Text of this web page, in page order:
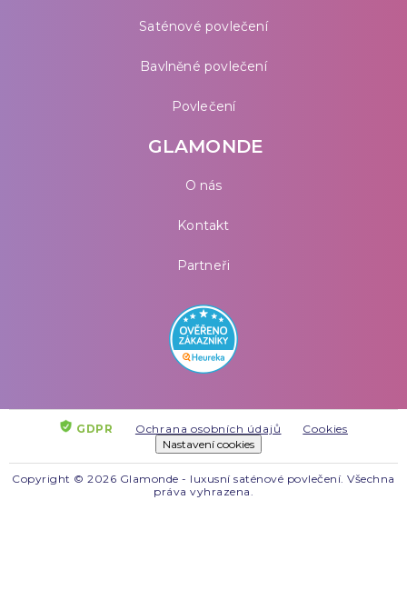
Saténové povlečení
Bavlněné povlečení
Povlečení
GLAMONDE
O nás
Kontakt
Partneři
GDPR Ochrana osobních údajů
Cookies
Nastavení cookies
Copyright © 2026 Glamonde - luxusní saténové povlečení. Všechna
práva vyhrazena.